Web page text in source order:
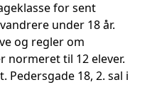
for sent
under 18 år.
og regler om
normeret til 12 elever.
Pedersgade 18, 2. sal i